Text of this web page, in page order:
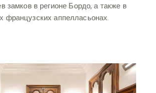
замков в регионе Бордо, а также в
французских аппелласьонах.